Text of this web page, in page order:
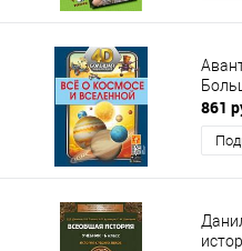
861